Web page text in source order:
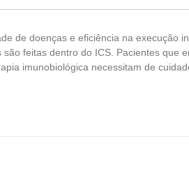
de doenças e eficiência na execução
feitas dentro do ICS. Pacientes que
imunobiológica necessitam de